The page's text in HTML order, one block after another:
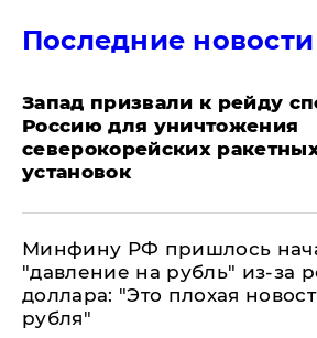
Последние новости
Запад призвали к рейду
Россию для уничтожения
северокорейских
установок
Минфину РФ пришлось
"давление на рубль" из-за
доллара: "Это плохая
рубля"